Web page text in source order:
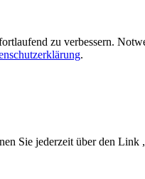
zu verbessern.
.
Sie jederzeit über den Link